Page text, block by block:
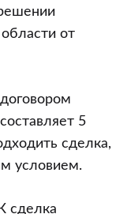
от
5
сделка,
условием.
сделка